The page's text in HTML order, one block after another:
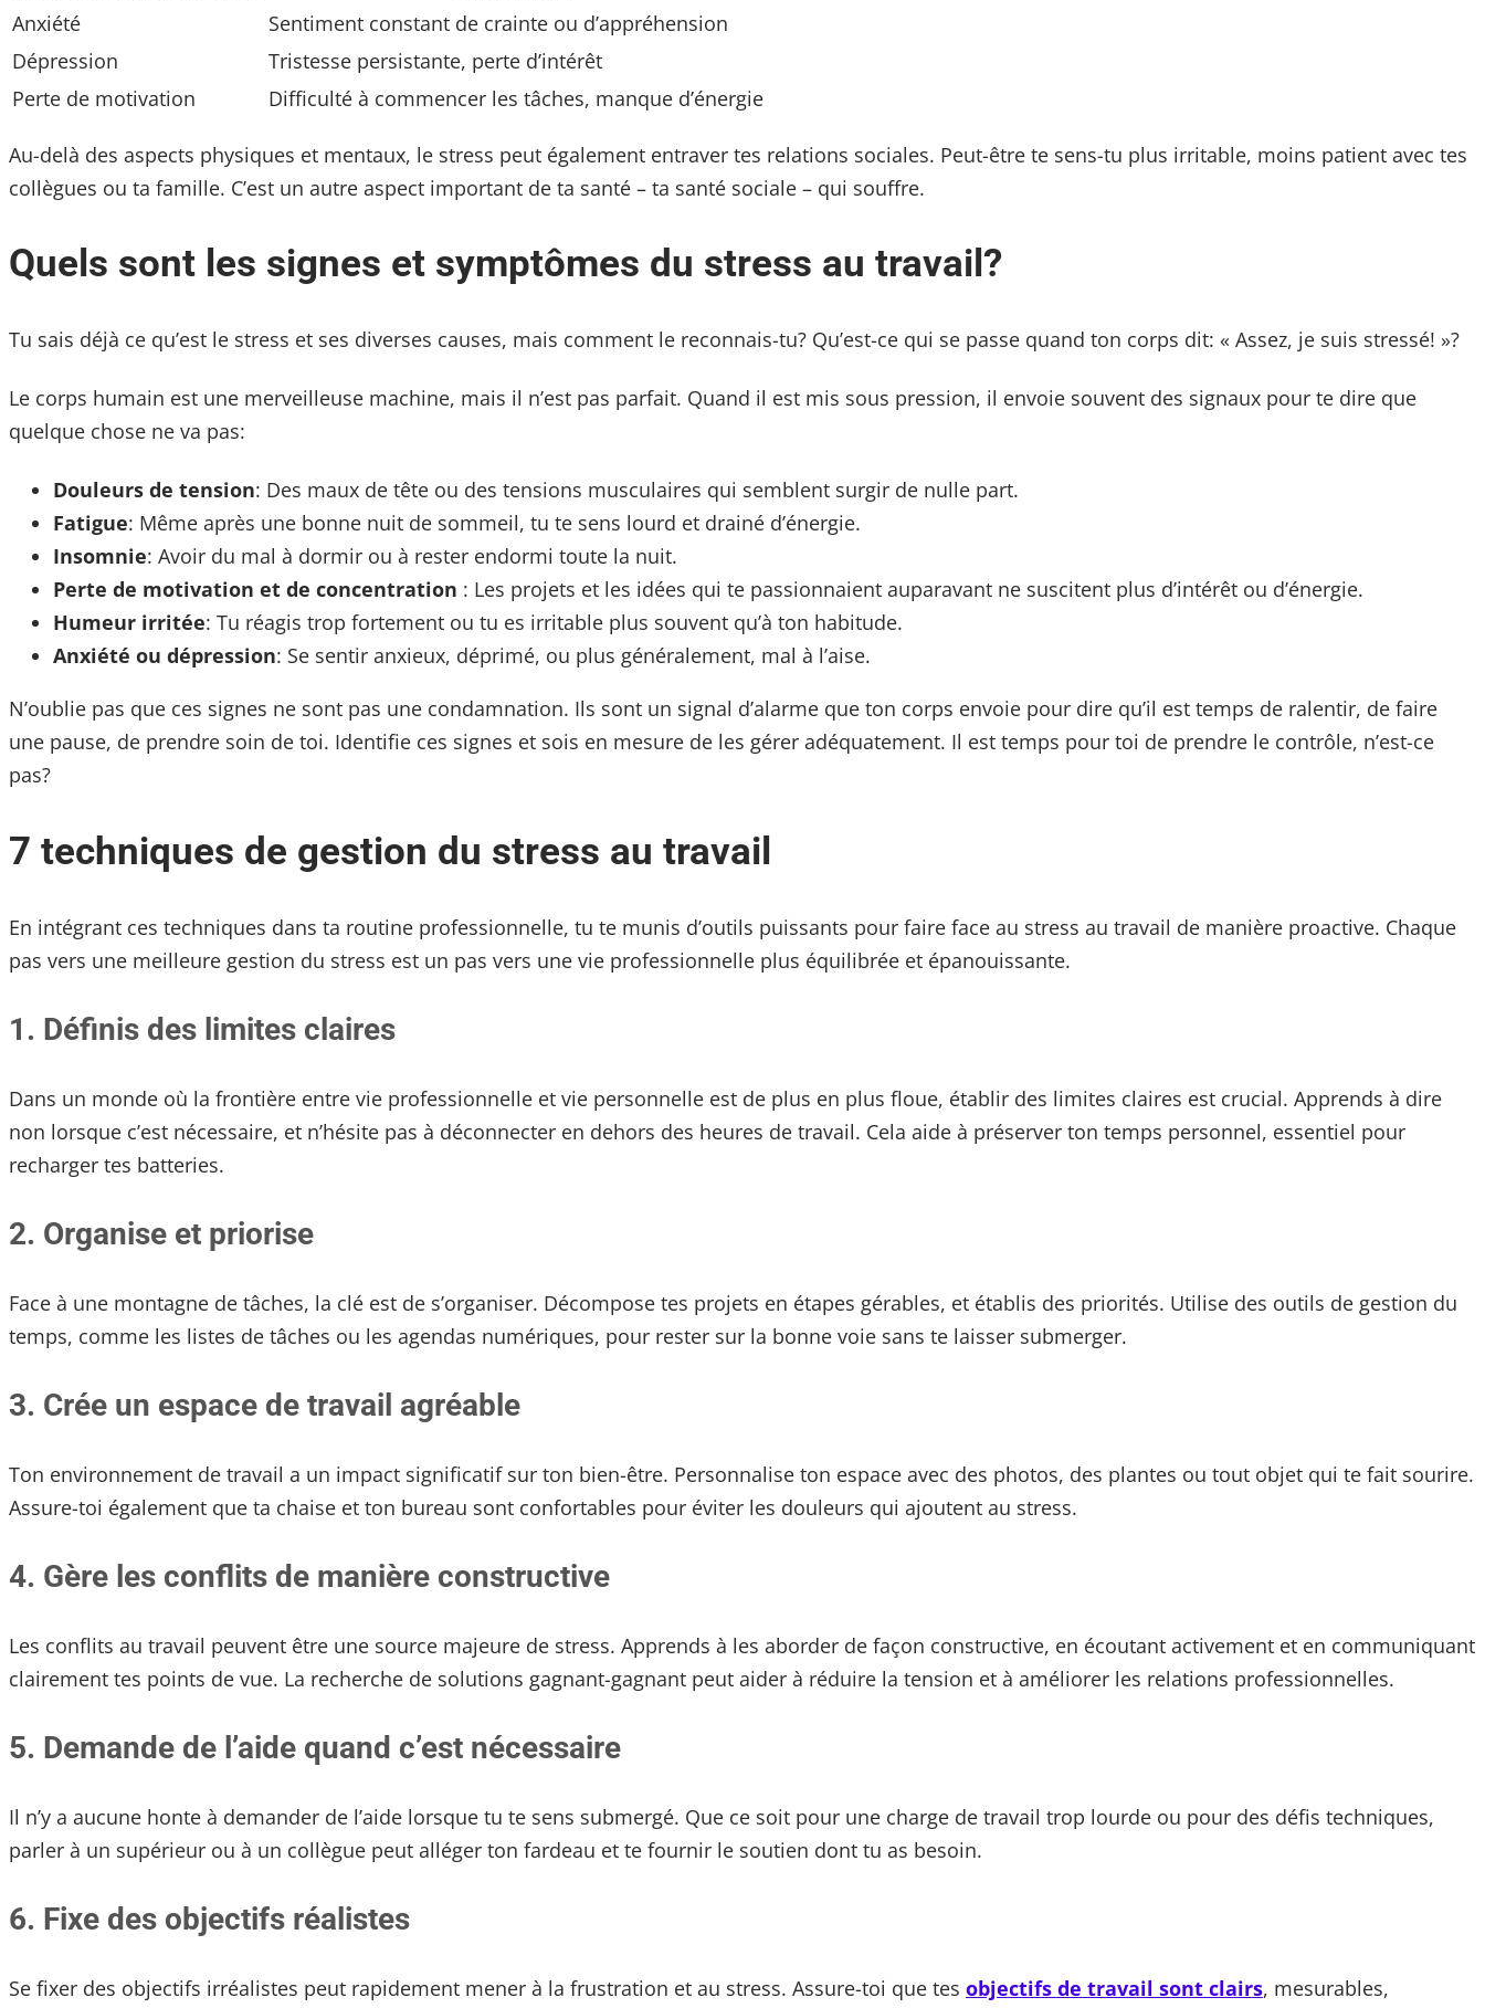
Anxiété
Sentiment constant de crainte ou d’appréhension
Dépression
Tristesse persistante, perte d’intérêt
Perte de motivation
Difficulté à commencer les tâches, manque d’énergie
Au-delà des aspects physiques et mentaux, le stress peut également entraver tes relations sociales. Peut-être te sens-tu plus irritable, moins patient avec tes
collègues ou ta famille. C’est un autre aspect important de ta santé – ta santé sociale – qui souffre.
Quels sont les signes et symptômes du stress au travail?
Tu sais déjà ce qu’est le stress et ses diverses causes, mais comment le reconnais-tu? Qu’est-ce qui se passe quand ton corps dit: « Assez, je suis stressé! »?
Le corps humain est une merveilleuse machine, mais il n’est pas parfait. Quand il est mis sous pression, il envoie souvent des signaux pour te dire que
quelque chose ne va pas:
Douleurs de tension: Des maux de tête ou des tensions musculaires qui semblent surgir de nulle part.
Fatigue: Même après une bonne nuit de sommeil, tu te sens lourd et drainé d’énergie.
Insomnie: Avoir du mal à dormir ou à rester endormi toute la nuit.
Perte de motivation et de concentration : Les projets et les idées qui te passionnaient auparavant ne suscitent plus d’intérêt ou d’énergie.
Humeur irritée: Tu réagis trop fortement ou tu es irritable plus souvent qu’à ton habitude.
Anxiété ou dépression: Se sentir anxieux, déprimé, ou plus généralement, mal à l’aise.
N’oublie pas que ces signes ne sont pas une condamnation. Ils sont un signal d’alarme que ton corps envoie pour dire qu’il est temps de ralentir, de faire
une pause, de prendre soin de toi. Identifie ces signes et sois en mesure de les gérer adéquatement. Il est temps pour toi de prendre le contrôle, n’est-ce
pas?
7 techniques de gestion du stress au travail
En intégrant ces techniques dans ta routine professionnelle, tu te munis d’outils puissants pour faire face au stress au travail de manière proactive. Chaque
pas vers une meilleure gestion du stress est un pas vers une vie professionnelle plus équilibrée et épanouissante.
1. Définis des limites claires
Dans un monde où la frontière entre vie professionnelle et vie personnelle est de plus en plus floue, établir des limites claires est crucial. Apprends à dire
non lorsque c’est nécessaire, et n’hésite pas à déconnecter en dehors des heures de travail. Cela aide à préserver ton temps personnel, essentiel pour
recharger tes batteries.
2. Organise et priorise
Face à une montagne de tâches, la clé est de s’organiser. Décompose tes projets en étapes gérables, et établis des priorités. Utilise des outils de gestion du
temps, comme les listes de tâches ou les agendas numériques, pour rester sur la bonne voie sans te laisser submerger.
3. Crée un espace de travail agréable
Ton environnement de travail a un impact significatif sur ton bien-être. Personnalise ton espace avec des photos, des plantes ou tout objet qui te fait sourire.
Assure-toi également que ta chaise et ton bureau sont confortables pour éviter les douleurs qui ajoutent au stress.
4. Gère les conflits de manière constructive
Les conflits au travail peuvent être une source majeure de stress. Apprends à les aborder de façon constructive, en écoutant activement et en communiquant
clairement tes points de vue. La recherche de solutions gagnant-gagnant peut aider à réduire la tension et à améliorer les relations professionnelles.
5. Demande de l’aide quand c’est nécessaire
Il n’y a aucune honte à demander de l’aide lorsque tu te sens submergé. Que ce soit pour une charge de travail trop lourde ou pour des défis techniques,
parler à un supérieur ou à un collègue peut alléger ton fardeau et te fournir le soutien dont tu as besoin.
6. Fixe des objectifs réalistes
Se fixer des objectifs irréalistes peut rapidement mener à la frustration et au stress. Assure-toi que tes objectifs de travail sont clairs, mesurables,